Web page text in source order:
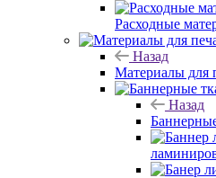
Расходные
Назад
Материалы для
Назад